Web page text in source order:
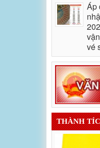
Áp
vé
THÀNH